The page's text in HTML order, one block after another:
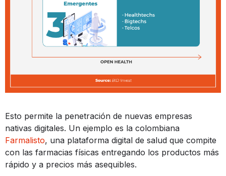
Esto permite la penetración de nuevas empresas
nativas digitales. Un ejemplo es la colombiana
Farmalisto, una plataforma digital de salud que compite
con las farmacias físicas entregando los productos más
rápido y a precios más asequibles.